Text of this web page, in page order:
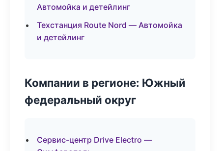
Автомойка и детейлинг
Техстанция Route Nord — Автомойка
и детейлинг
Компании в регионе: Южный
федеральный округ
Сервис-центр Drive Electro —